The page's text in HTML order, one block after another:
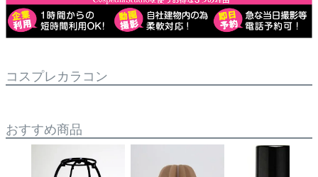
コスプレカラコン
おすすめ商品